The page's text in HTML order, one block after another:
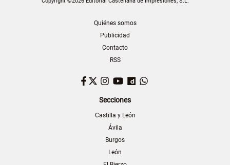
Quiénes somos
Publicidad
Contacto
RSS
Facebook
TwitterInstagram
YouTubeDailymotion
Secciones
Castilla y León
Ávila
Burgos
León